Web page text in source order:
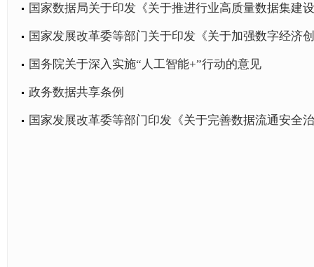
国家数据局关于印发《关于推进行业高质量数据集建
国家发展改革委等部门关于印发《关于加强数字经济
国务院关于深入实施“人工智能+”行动的意见
政务数据共享条例
国家发展改革委等部门印发《关于完善数据流通安全